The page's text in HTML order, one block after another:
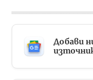
Добави